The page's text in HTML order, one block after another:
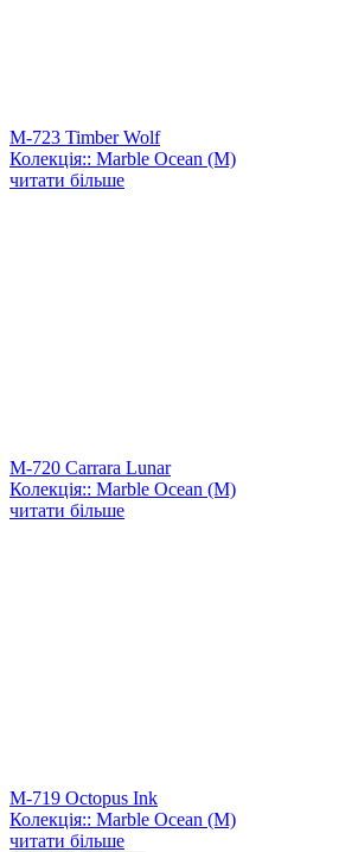
M-723 Timber Wolf
Колекція:: Marble Ocean (M)
читати більше
M-720 Carrara Lunar
Колекція:: Marble Ocean (M)
читати більше
M-719 Octopus Ink
Колекція:: Marble Ocean (M)
читати більше